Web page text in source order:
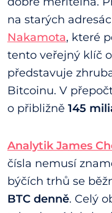
na starých
Nakamota, které
tento veřejný klíč
představuje
Bitcoinu. V
o přibližně 145
Analytik James
čísla nemusí
býčích trhů se
BTC denně. Celý